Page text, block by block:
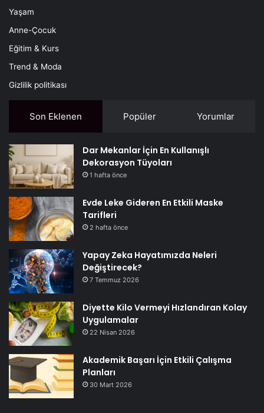
Yaşam
Anne-Çocuk
Eğitim & Kurs
Trend & Moda
Gizlilik politikası
Son Eklenen Popüler Yorumlar
Dar Mekanlar İçin En Kullanışlı
Dekorasyon Tüyoları
1 hafta önce
Evde Leke Gideren En Etkili Maske
Tarifleri
2 hafta önce
Yapay Zeka Hayatımızda Neleri
Değiştirecek?
7 Temmuz 2026
Diyette Kilo Vermeyi Hızlandıran Kolay
Uygulamalar
22 Nisan 2026
Akademik Başarı İçin Etkili Çalışma
Planları
30 Mart 2026